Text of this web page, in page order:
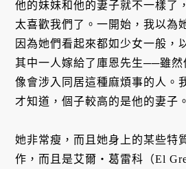
他的妹妹和他的妻子就不一樣了
太喜歡我們了。一開始，我以為
因為她們看起來都如少女一般，
其中一人嫁給了庫恩先生──雖然
像會涉入同居這種麻煩事的人。
才知道，個子較高的是他的妻子。
她非常瘦，而且她身上的某些特
作，而且是艾爾・葛雷科（El